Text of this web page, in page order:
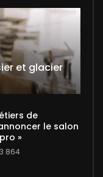
et glacier
de
le salon
»
3 864